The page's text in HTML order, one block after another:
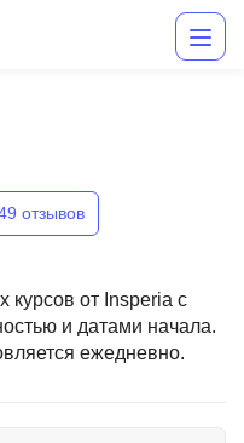
отзывов
курсов от Insperia с
и датами начала.
ежедневно.